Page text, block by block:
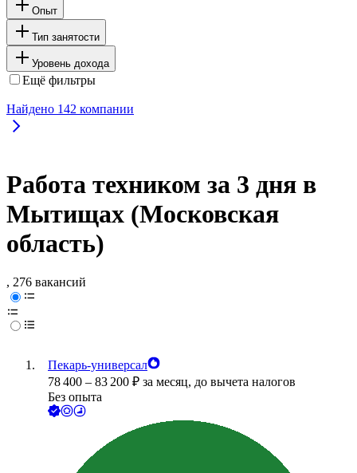
Опыт
Тип занятости
Уровень дохода
Ещё фильтры
Найдено 142 компании
Работа техником за 3 дня в
Мытищах (Московская
область)
, 276 вакансий
Пекарь-универсал
78 400 – 83 200 ₽ за месяц, до вычета налогов
Без опыта